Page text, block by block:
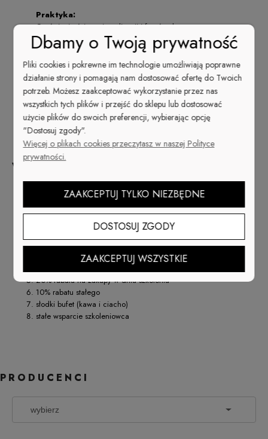
Praktyka:
Omówienie ściągania stylizacji i frezów do masy.
Przygotowanie płytki.
Opracowanie skórek.
Przygotowanie płytki przy pomocy preparatów.
Podkładanie i dopasowywanie form.
Praca z żelem (Wykonanie prawidłowego szkieletu , Wykonanie
prawidłowej budowy, Wykorzystanie żelu typu galaretka oraz
samopoziomujący)
Model piłowania.
Wykończenie stylizacji.
W cenie szkolenia otrzymasz:
certyfikat ukończenia szkolenia - uprawniający Cię do pracy w
zawodzie
pakiet startowy o wartości 1035zł (zawiera: prep, fuse, bazę, żel
galarettę 28g, żel starlite, acrygel, puder do acrygelu, 3 kolory
hybryd, top, cążki, pędzelek, pilnik, mieszadełko, odtłuszczacz,
płyn do dezynfekcji, szablony do przedłużania i zaciskarkę)
giftpack o wartości 55zł
20% rabatu na zakupy w dniu szkolenia
10% rabatu stałego
słodki bufet (kawa i ciacho)
stałe wsparcie szkoleniowca
PRODUCENCI
Dbamy o Twoją prywatność
Pliki cookies i pokrewne im technologie umożliwiają poprawne
działanie strony i pomagają nam dostosować ofertę do Twoich
potrzeb. Możesz zaakceptować wykorzystanie przez nas
wszystkich tych plików i przejść do sklepu lub dostosować
użycie plików do swoich preferencji, wybierając opcję
"Dostosuj zgody".
Więcej o plikach cookies przeczytasz w naszej Polityce
prywatności.
ZAAKCEPTUJ TYLKO NIEZBĘDNE
DOSTOSUJ ZGODY
ZAAKCEPTUJ WSZYSTKIE